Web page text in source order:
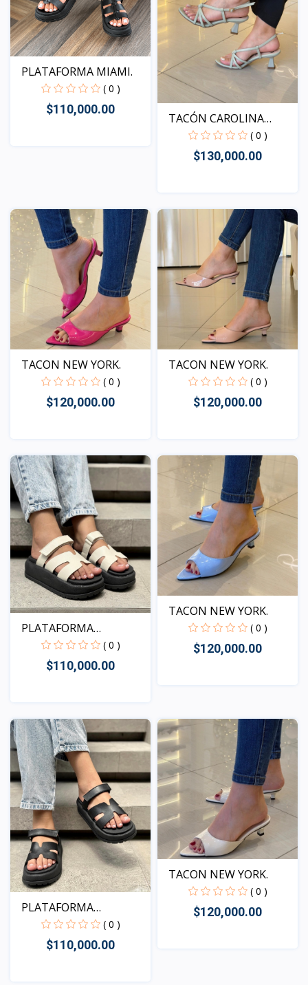
PLATAFORMA MIAMI.
( 0 )
$110,000.00
TACÓN CAROLINA
VERDE
( 0 )
$130,000.00
Vista
TACON NEW YORK.
( 0 )
$120,000.00
Vista
TACON NEW YORK.
( 0 )
$120,000.00
Vista
PLATAFORMA
KENTUCKY MAR...( 0 )
$110,000.00
Vista
TACON NEW YORK.
( 0 )
$120,000.00
PLATAFORMA
KENTUCKY NEG...( 0 )
$110,000.00
TACON NEW YORK.
( 0 )
$120,000.00